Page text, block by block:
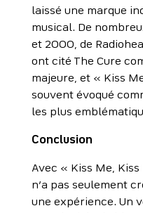
laissé une marque
musical. De
et 2000, de
ont cité The Cure
majeure, et « Kiss
souvent évoqué
les plus
Conclusion
Avec « Kiss Me, Kiss
n’a pas seulement
une expérience. Un